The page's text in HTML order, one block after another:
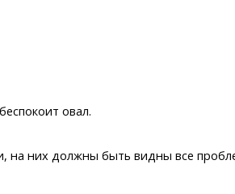
овал.
на них должны быть видны все